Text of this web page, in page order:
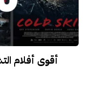
أقوى أفلام